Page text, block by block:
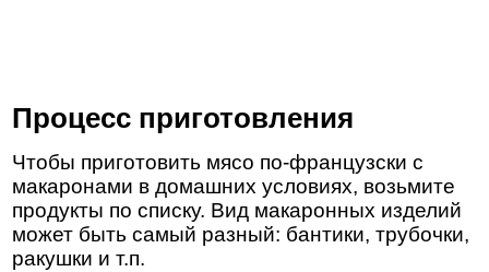
Процесс приготовления
Чтобы приготовить мясо по-французски с
макаронами в домашних условиях, возьмите
продукты по списку. Вид макаронных изделий
может быть самый разный: бантики, трубочки,
ракушки и т.п.